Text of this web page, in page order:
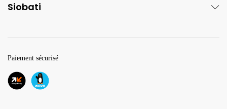
Siobati
Paiement sécurisé